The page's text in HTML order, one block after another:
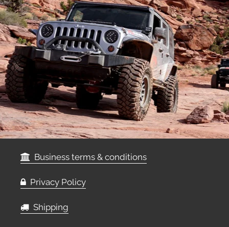
Business terms & conditions
Privacy Policy
Shipping